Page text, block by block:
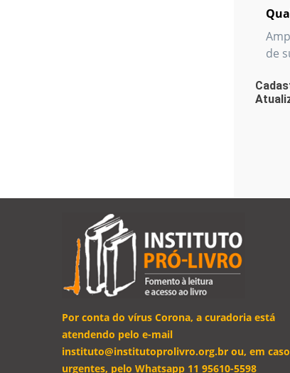
de
Por conta do vírus Corona, a curadoria está
atendendo pelo e-mail
instituto@institutoprolivro.org.br ou, em
urgentes, pelo Whatsapp 11 95610-5598